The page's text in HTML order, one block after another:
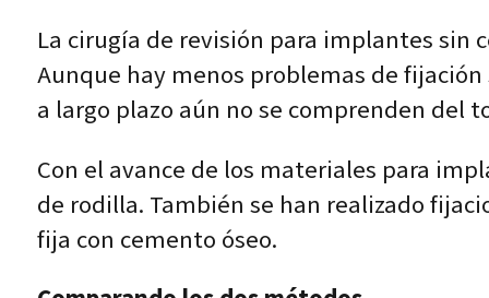
La cirugía de revisión para implantes sin
Aunque hay menos problemas de
a largo plazo aún no se comprenden del
Con el avance de los materiales para
de rodilla. También se han realizado
fija con cemento óseo.